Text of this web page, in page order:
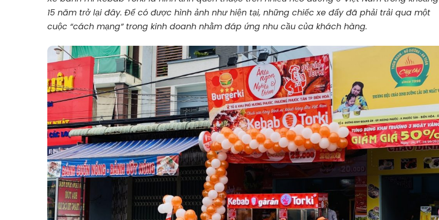
15 năm trở lại đây. Để có được hình ảnh như hiện tại, những chiếc xe đẩy đã phải trải qua một
cuộc “cách mạng” trong kinh doanh nhằm đáp ứng nhu cầu của khách hàng.